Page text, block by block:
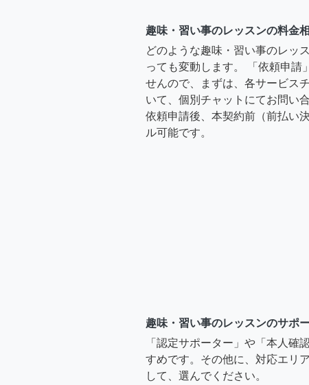
趣味・習い事のレッスンの料金
どのような趣味・習い事のレッ
っても変動します。 「依頼申請
せんので、まずは、各サービス
いて、個別チャットにてお問い
依頼申請後、本契約前（前払い
ル可能です。
趣味・習い事のレッスンのサポ
「認定サポーター」や「本人確
すめです。その他に、対応エリ
して、選んでください。